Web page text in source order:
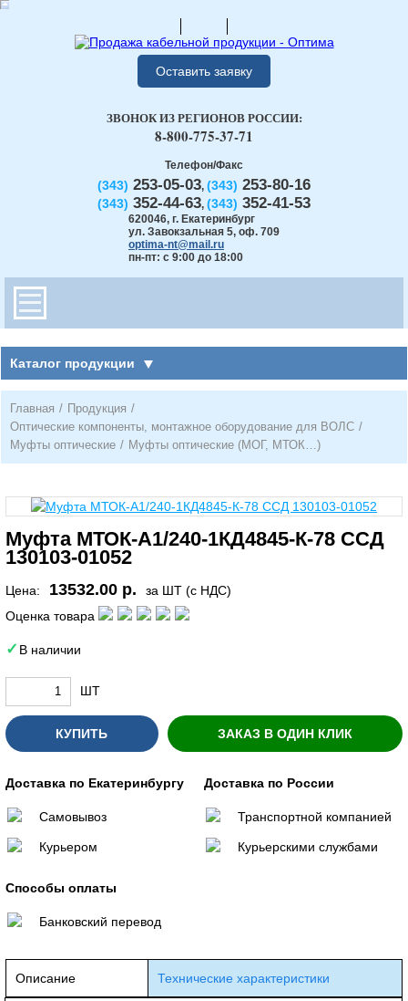
Оставить заявку
Телефон/Факс
(343) 253-05-03, (343) 253-80-16
(343) 352-44-63, (343) 352-41-53
620046, г. Екатеринбург
ул. Завокзальная 5, оф. 709
optima-nt@mail.ru
пн-пт: с 9:00 до 18:00
ЗВОНОК ИЗ РЕГИОНОВ РОССИИ:
8-800-775-37-71
Каталог продукции
Главная / Продукция /
Оптические компоненты, монтажное оборудование для ВОЛС /
Муфты оптические / Муфты оптические (МОГ, МТОК…)
Муфта МТОК-А1/240-1КД4845-К-78 ССД
130103-01052
Цена: 13532.00 р.
за ШТ (с НДС)
Оценка товара
В наличии
ШТ
КУПИТЬ ЗАКАЗ В ОДИН КЛИК
Доставка по Екатеринбургу
Самовывоз
Курьером
Доставка по России
Транспортной компанией
Курьерскими службами
Способы оплаты
Банковский перевод
Описание Технические характеристики